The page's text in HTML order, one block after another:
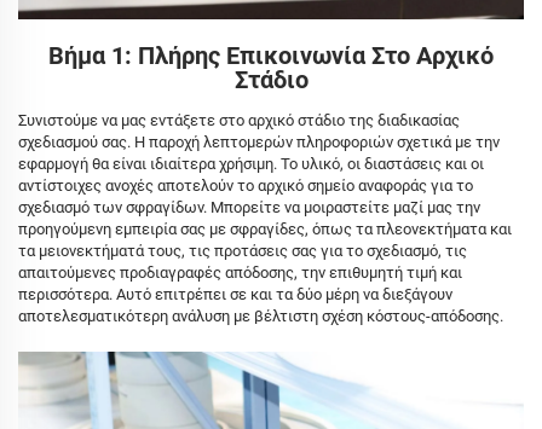
Βήμα 1: Πλήρης Επικοινωνία Στο Αρχικό
Στάδιο
Συνιστούμε να μας εντάξετε στο αρχικό στάδιο της διαδικασίας
σχεδιασμού σας. Η παροχή λεπτομερών πληροφοριών σχετικά με την
εφαρμογή θα είναι ιδιαίτερα χρήσιμη. Το υλικό, οι διαστάσεις και οι
αντίστοιχες ανοχές αποτελούν το αρχικό σημείο αναφοράς για το
σχεδιασμό των σφραγίδων. Μπορείτε να μοιραστείτε μαζί μας την
προηγούμενη εμπειρία σας με σφραγίδες, όπως τα πλεονεκτήματα και
τα μειονεκτήματά τους, τις προτάσεις σας για το σχεδιασμό, τις
απαιτούμενες προδιαγραφές απόδοσης, την επιθυμητή τιμή και
περισσότερα. Αυτό επιτρέπει σε και τα δύο μέρη να διεξάγουν
αποτελεσματικότερη ανάλυση με βέλτιστη σχέση κόστους-απόδοσης.